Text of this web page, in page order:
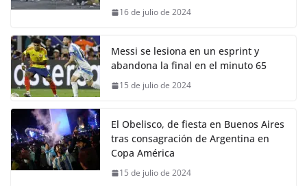
16 de julio de 2024
Messi se lesiona en un esprint y
abandona la final en el minuto 65
15 de julio de 2024
El Obelisco, de fiesta en Buenos Aires
tras consagración de Argentina en
Copa América
15 de julio de 2024